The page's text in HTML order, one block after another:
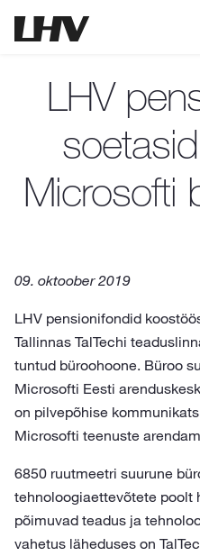
LHV
Microsofti
09. oktoober 2019
LHV pensionifondid
Tallinnas TalTechi
tuntud büroohoone. Büroo
Microsofti Eesti
on pilvepõhise
Microsofti teenuste
6850 ruutmeetri suurune
tehnoloogiaettevõtete poolt
põimuvad teadus ja
vahetus läheduses on